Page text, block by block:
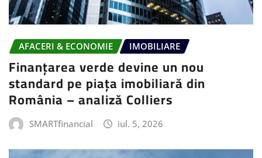
AFACERI & ECONOMIE IMOBILIARE
Finanțarea verde devine un nou
standard pe piața imobiliară din
România – analiză Colliers
SMARTfinancial iul. 5, 2026